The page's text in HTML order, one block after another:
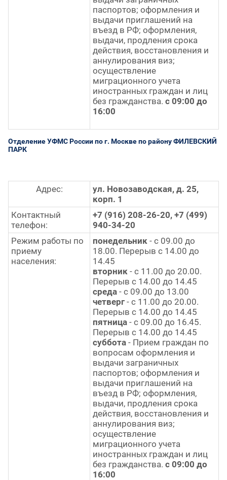
паспортов; оформления и
выдачи приглашений на
въезд в РФ; оформления,
выдачи, продления срока
действия, восстановления и
аннулирования виз;
осуществление
миграционного учета
иностранных граждан и лиц
без гражданства. с 09:00 до
16:00
Отделение УФМС России по г. Москве по району ФИЛЕВСКИЙ
ПАРК
Адрес:
ул. Новозаводская, д. 25,
корп. 1
Контактный
телефон:
+7 (916) 208-26-20, +7 (499)
940-34-20
Режим работы по
приему
населения:
понедельник - с 09.00 до
18.00. Перерыв с 14.00 до
14.45
вторник - с 11.00 до 20.00.
Перерыв с 14.00 до 14.45
среда - с 09.00 до 13.00
четверг - с 11.00 до 20.00.
Перерыв с 14.00 до 14.45
пятница - с 09.00 до 16.45.
Перерыв с 14.00 до 14.45
суббота - Прием граждан по
вопросам оформления и
выдачи заграничных
паспортов; оформления и
выдачи приглашений на
въезд в РФ; оформления,
выдачи, продления срока
действия, восстановления и
аннулирования виз;
осуществление
миграционного учета
иностранных граждан и лиц
без гражданства. с 09:00 до
16:00